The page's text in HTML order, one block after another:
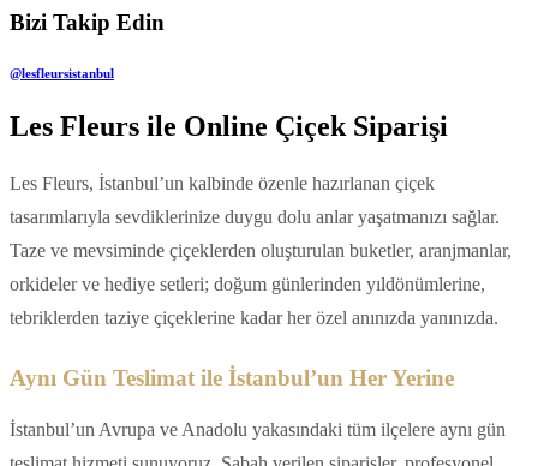
Bizi Takip Edin
@lesfleursistanbul
Les Fleurs ile Online Çiçek Siparişi
Les Fleurs, İstanbul’un kalbinde özenle hazırlanan çiçek
tasarımlarıyla sevdiklerinize duygu dolu anlar yaşatmanızı sağlar.
Taze ve mevsiminde çiçeklerden oluşturulan buketler, aranjmanlar,
orkideler ve hediye setleri; doğum günlerinden yıldönümlerine,
tebriklerden taziye çiçeklerine kadar her özel anınızda yanınızda.
Aynı Gün Teslimat ile İstanbul’un Her Yerine
İstanbul’un Avrupa ve Anadolu yakasındaki tüm ilçelere aynı gün